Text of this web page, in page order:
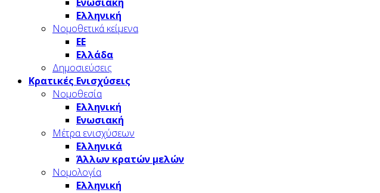
Ελληνική
Νομοθετικά κείμενα
ΕΕ
Ελλάδα
Δημοσιεύσεις
Κρατικές Ενισχύσεις
Νομοθεσία
Ελληνική
Ενωσιακή
Μέτρα ενισχύσεων
Ελληνικά
Άλλων κρατών μελών
Νομολογία
Ελληνική